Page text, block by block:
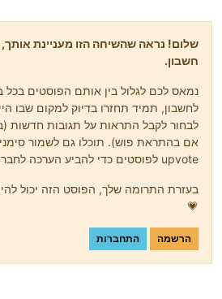
שלום! נראה שהשיחה הזו מעניינת אותך,
חשבון.
נמאס לכם לגלול בין אותם הפוסטים בכל
לחשבון, תמיד תחזרו בדיוק למקום שבו
לבחור לקבל התראות על תגובות חדשות
אם בהתראת פוש). תוכלו גם לשמור
upvote לפוסטים כדי להביע הערכה לחברי קהילה אחרים.
בעזרת התרומה שלך, הפוסט הזה יכול
💗
הרשמה התחברות